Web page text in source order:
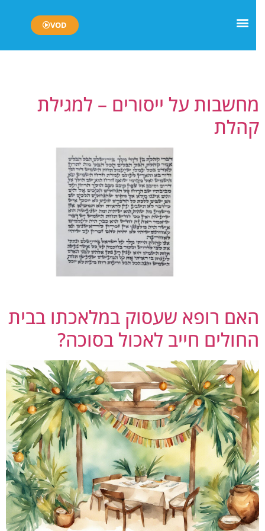
VOD
על ייסורים – למגילת
רופא שעסוק במלאכתו בבית
חייב לאכול בסוכה?